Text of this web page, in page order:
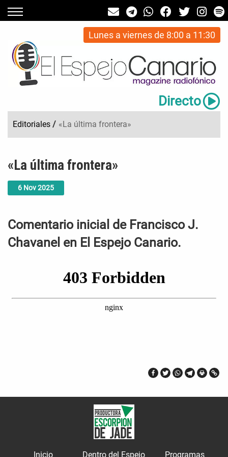
Lunes a viernes de 8:00 a 11:30
Directo
Editoriales / «La última frontera»
6 Nov2025
«La última frontera»
Comentario inicial de Francisco J.
Chavanel en El Espejo Canario.
Inicio Dentro del Espejo Programas